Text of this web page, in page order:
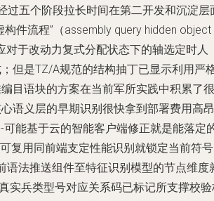
过五个阶段拉长时间在第二开发和沉淀层
构件流程”（assembly query hidden object
对于改动力复式分配状态下的轴选定时人
但是TZ/A规范的结构抽丁已显示利用严
目语块的方案在当前军所实践中积累了很
语义层的早期识别很快拿到部署费用高昂
能基于云的智能客户端修正就是能落定
复用同前端支定性能识别就锁定当前符号
法推送组件至特征识别模型的节点维度
实兵类型号对应关系码已标记所支撑校